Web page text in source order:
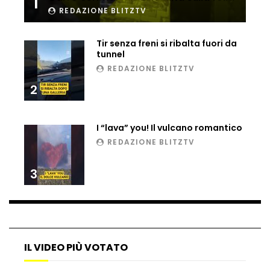
Ucraina, ecco come gli F16 intercettano
i droni russi
Tir bloccato sul passaggio a livello:
treno lo distrugge
Parco divertimenti, attrazione cede
all’improvviso
tragedia a Petén
REDAZIONE BLITZTV
2
Tir senza freni si ribalta fuori da
tunnel
REDAZIONE BLITZTV
3
I “lava” you! Il vulcano romantico
REDAZIONE BLITZTV
IL VIDEO PIÙ VOTATO